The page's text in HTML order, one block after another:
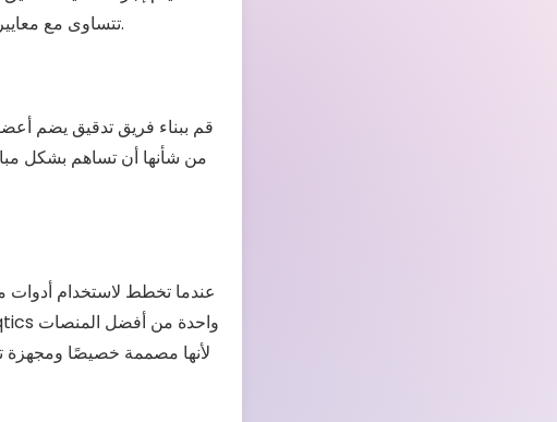
تتساوى مع معايير الصناعة. دعونا نلقي نظرة على كيفية قيام المدققين بإجراء تدقيق الامتثال الفعال.
قم ببناء فريق تدقيق يضم
من شأنها أن تساهم بشكل
عندما تخطط لاستخدام أدوات
لأنها مصممة خصيصًا ومجهزة